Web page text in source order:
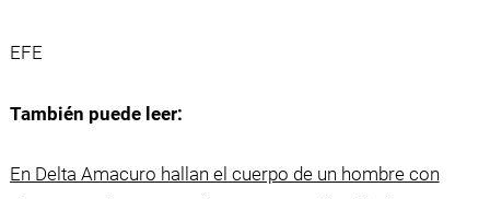
EFE
También puede leer:
En Delta Amacuro hallan el cuerpo de un hombre con